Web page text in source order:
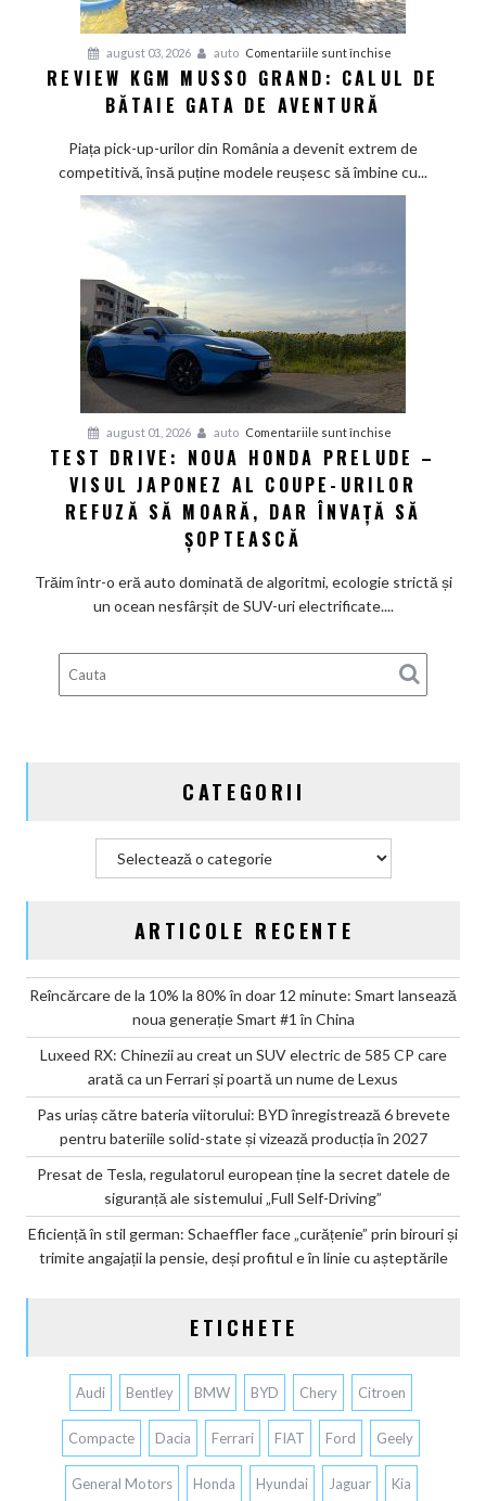
august 03, 2026 auto Comentariile sunt închise
Review
Grand:
Calul
de
REVIEW KGM MUSSO GRAND: CALUL DE
BĂTAIE GATA DE AVENTURĂ
Piața pick-up-urilor din România a devenit extrem de
competitivă, însă puține modele reușesc să îmbine cu...
august 01, 2026 auto Comentariile sunt închise
Test
Drive:
Noua
coupe-
urilor
să
TEST DRIVE: NOUA HONDA PRELUDE –
VISUL JAPONEZ AL COUPE-URILOR
REFUZĂ SĂ MOARĂ, DAR ÎNVAȚĂ SĂ
ȘOPTEASCĂ
Trăim într-o eră auto dominată de algoritmi, ecologie strictă și
un ocean nesfârșit de SUV-uri electrificate....
CATEGORII
ARTICOLE RECENTE
Reîncărcare de la 10% la 80% în doar 12 minute: Smart lansează
noua generație Smart #1 în China
Luxeed RX: Chinezii au creat un SUV electric de 585 CP care
arată ca un Ferrari și poartă un nume de Lexus
Pas uriaș către bateria viitorului: BYD înregistrează 6 brevete
pentru bateriile solid-state și vizează producția în 2027
Presat de Tesla, regulatorul european ține la secret datele de
siguranță ale sistemului „Full Self-Driving”
Eficiență în stil german: Schaeffler face „curățenie” prin birouri și
trimite angajații la pensie, deși profitul e în linie cu așteptările
ETICHETE
Audi Bentley BMW BYD Chery Citroen
Compacte Dacia Ferrari FIAT Ford Geely
General Motors Honda Hyundai Jaguar Kia